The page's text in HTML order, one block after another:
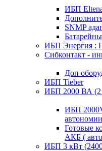
ИБП
SNMP
ИБП Энергия :
Сибконтакт -
Доп
ИБП Tieber
ИБП 2000 ВА (2
ИБП
Готовые
АКБ (
ИБП 3 кВт